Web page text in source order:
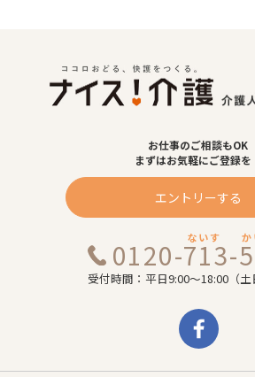
お仕事のご相談もOK
まずはお気軽にご登録を
エントリーする
0120-713-
ないす か
受付時間：平日9:00～18:00（土